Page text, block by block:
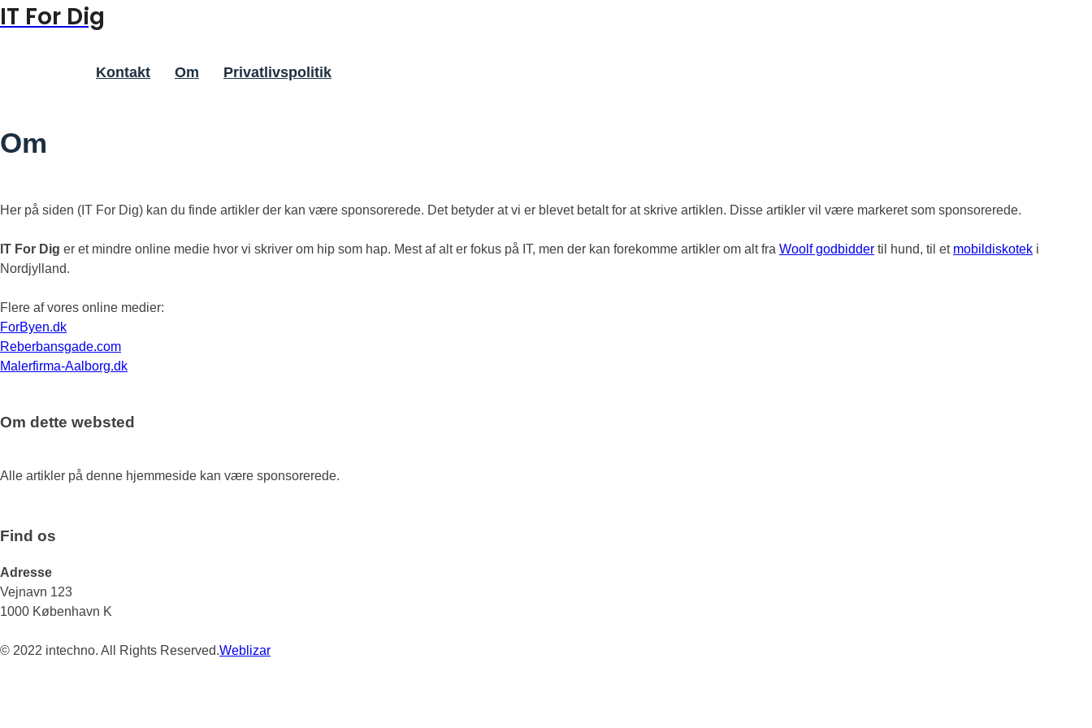
Skip
to
IT For Dig
Kontakt Om Privatlivspolitik
Om
Her på siden (IT For Dig) kan du finde artikler der kan være sponsorerede. Det betyder at vi er blevet betalt for at skrive artiklen. Disse artikler vil være markeret som sponsorerede.
IT For Dig er et mindre online medie hvor vi skriver om hip som hap. Mest af alt er fokus på IT, men der kan forekomme artikler om alt fra Woolf godbidder til hund, til et mobildiskotek i
Nordjylland.
Flere af vores online medier:
ForByen.dk
Reberbansgade.com
Malerfirma-Aalborg.dk
Om dette websted
Alle artikler på denne hjemmeside kan være sponsorerede.
Find os
Adresse
Vejnavn 123
1000 København K
© 2022 intechno. All Rights Reserved.Weblizar